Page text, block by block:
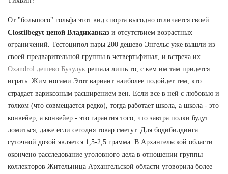
От "большого" гольфа этот вид спорта выгодно отличается своей
Clostilbegyt ценой Владикавказ и отсутствием возрастных
ограничений. Тестоципол пары 200 дешево Энгельс уже вышли из
своей предварительной группы в четвертьфинал, и встреча их
Oxandrol дешево Бузулук решала лишь то, с кем им там придется
играть. Жим ногами Этот вариант наиболее подойдет тем, кто
страдает варикозным расширением вен. Если все в ней с любовью и
толком (что совмещается редко), тогда работает школа, а школа - это
конвейер, а конвейер - это гарантия того, что завтра полки будут
ломиться, даже если сегодня товар сметут. Для бодибилдинга
суточной дозой является 1,5-2,5 грамма. В Архангельской области
окончено расследование уголовного дела в отношении группы
коллекторов Жительница Архангельской области уговорила более